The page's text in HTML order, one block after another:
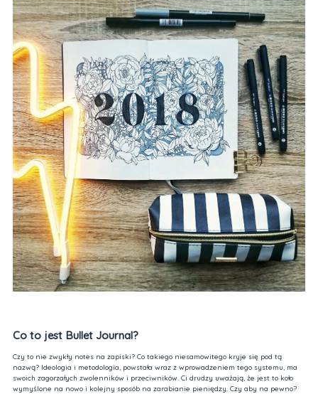
Co to jest Bullet Journal?
Czy to nie zwykły notes na zapiski? Co takiego niesamowitego kryje się pod tą
nazwą? Ideologia i metodologia, powstała wraz z wprowadzeniem tego systemu, ma
swoich zagorzałych zwolenników i przeciwników. Ci drudzy uważają, że jest to koło
wymyślone na nowo i kolejny sposób na zarabianie pieniędzy. Czy aby na pewno?